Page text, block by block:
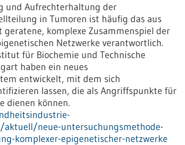
und Aufrechterhaltung der
in Tumoren ist häufig das aus
geratene, komplexe Zusammenspiel der
Netzwerke verantwortlich.
für Biochemie und Technische
haben ein neues
entwickelt, mit dem sich
lassen, die als Angriffspunkte für
dienen können.
neue-untersuchungsmethode-
komplexer-epigenetischer-netzwerke